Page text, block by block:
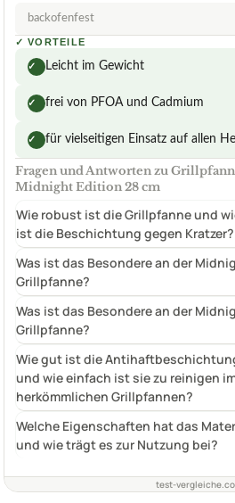
backofenfest
✓ VORTEILE
✓ Leicht im Gewicht
✓ frei von PFOA und Cadmium
✓ für vielseitigen Einsatz auf allen
Fragen und Antworten zu
Midnight Edition 28 cm
Wie robust ist die Grillpfanne und
ist die Beschichtung gegen Kratzer?
Was ist das Besondere an der
Grillpfanne?
Was ist das Besondere an der
Grillpfanne?
Wie gut ist die
und wie einfach ist sie zu reinigen
herkömmlichen Grillpfannen?
Welche Eigenschaften hat das
und wie trägt es zur Nutzung bei?
test-